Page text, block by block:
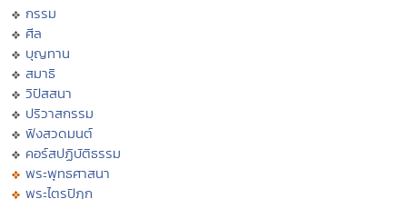
กรรม
ศีล
บุญทาน
สมาธิ
วิปัสสนา
ปริวาสกรรม
ฟังสวดมนต์
คอร์สปฏิบัติธรรม
พระพุทธศาสนา
พระไตรปิฏก